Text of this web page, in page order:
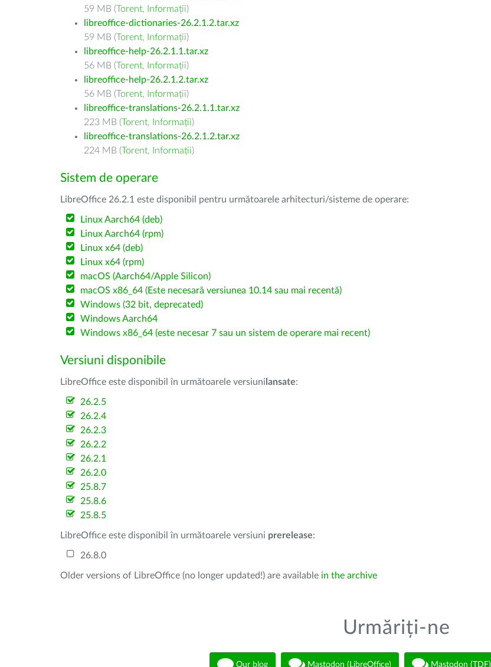
59 MB (Torent, Informații)
libreoffice-dictionaries-26.2.1.2.tar.xz
59 MB (Torent, Informații)
libreoffice-help-26.2.1.1.tar.xz
56 MB (Torent, Informații)
libreoffice-help-26.2.1.2.tar.xz
56 MB (Torent, Informații)
libreoffice-translations-26.2.1.1.tar.xz
223 MB (Torent, Informații)
libreoffice-translations-26.2.1.2.tar.xz
224 MB (Torent, Informații)
Sistem de operare
LibreOffice 26.2.1 este disponibil pentru următoarele arhitecturi/sisteme de operare:
Linux Aarch64 (deb)
Linux Aarch64 (rpm)
Linux x64 (deb)
Linux x64 (rpm)
macOS (Aarch64/Apple Silicon)
macOS x86_64 (Este necesară versiunea 10.14 sau mai recentă)
Windows (32 bit, deprecated)
Windows Aarch64
Windows x86_64 (este necesar 7 sau un sistem de operare mai recent)
Versiuni disponibile
LibreOffice este disponibil în următoarele versiuni lansate:
26.2.5
26.2.4
26.2.3
26.2.2
26.2.1
26.2.0
25.8.7
25.8.6
25.8.5
LibreOffice este disponibil în următoarele versiuni prerelease:
26.8.0
Older versions of LibreOffice (no longer updated!) are available in the archive
Urmăriți-ne
Our blog Mastodon (LibreOffice) Mastodon (TDF)